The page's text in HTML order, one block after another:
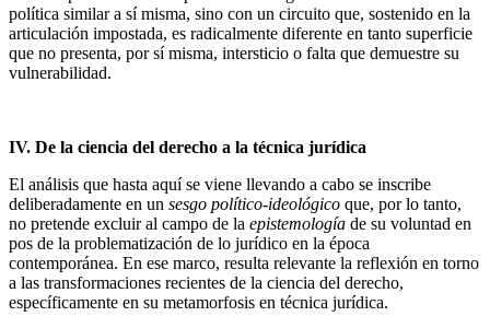
política similar a sí misma, sino con un circuito que, sostenido en la
articulación impostada, es radicalmente diferente en tanto superficie
que no presenta, por sí misma, intersticio o falta que demuestre su
vulnerabilidad.
IV. De la ciencia del derecho a la técnica jurídica
El análisis que hasta aquí se viene llevando a cabo se inscribe
deliberadamente en un sesgo político-ideológico que, por lo tanto,
no pretende excluir al campo de la epistemología de su voluntad en
pos de la problematización de lo jurídico en la época
contemporánea. En ese marco, resulta relevante la reflexión en torno
a las transformaciones recientes de la ciencia del derecho,
específicamente en su metamorfosis en técnica jurídica.